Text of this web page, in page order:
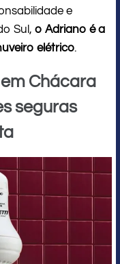
e
Sul, o Adriano é a
elétrico.
Chácara
seguras